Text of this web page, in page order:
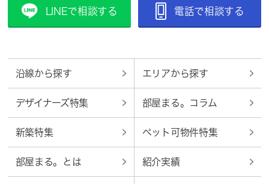
LINEで相談する 電話で相談する
沿線から探す エリアから探す
デザイナーズ特集 部屋まる。コラム
新築特集 ペット可物件特集
部屋まる。とは 紹介実績